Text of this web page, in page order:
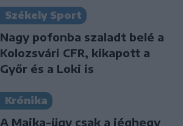
Székely Sport
Nagy pofonba szaladt belé a
Kolozsvári CFR, kikapott a
Győr és a Loki is
Krónika
A Majka-ügy csak a jéghegy